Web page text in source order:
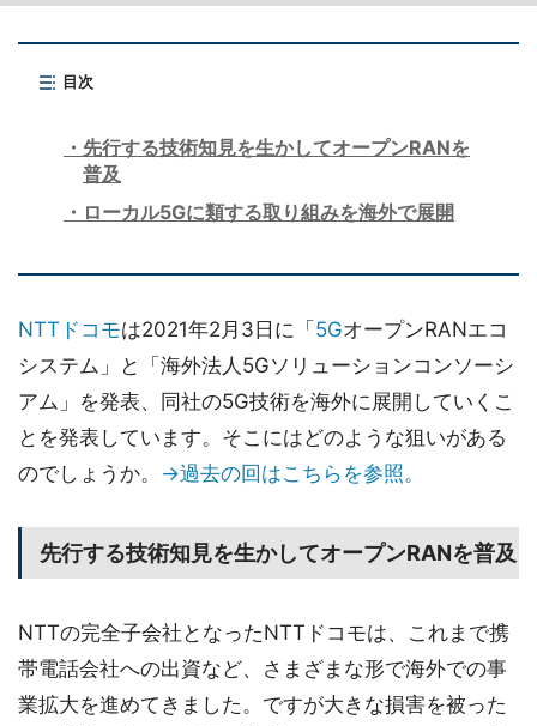
目次
先行する技術知見を生かしてオープンRANを
普及
ローカル5Gに類する取り組みを海外で展開
NTTドコモは2021年2月3日に「 5GオープンRANエコ
システム」と「海外法人5Gソリューションコンソーシ
アム」を発表、同社の5G技術を海外に展開していくこ
とを発表しています。そこにはどのような狙いがある
のでしょうか。 →過去の回はこちらを参照。
先行する技術知見を生かしてオープンRANを普及
NTTの完全子会社となったNTTドコモは、これまで携
帯電話会社への出資など、さまざまな形で海外での事
業拡大を進めてきました。ですが大きな損害を被った